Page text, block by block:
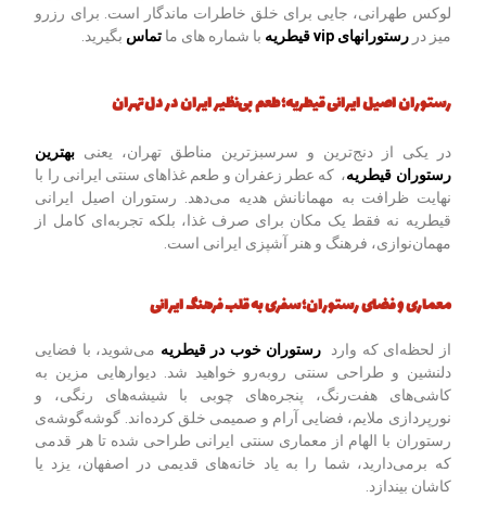
لوکس طهرانی، جایی برای خلق خاطرات ماندگار است. برای رزرو
میز دررستورانهای vip قیطریه با شماره های ماتماس بگیرید.
رستوران اصیل ایرانی قیطریه؛ طعم بی‌نظیر ایران در دل تهران
در یکی از دنج‌ترین و سرسبزترین مناطق تهران، یعنی بهترین
رستوران قیطریه، که عطر زعفران و طعم غذاهای سنتی ایرانی را با
نهایت ظرافت به مهمانانش هدیه می‌دهد. رستوران اصیل ایرانی
قیطریه نه فقط یک مکان برای صرف غذا، بلکه تجربه‌ای کامل از
مهمان‌نوازی، فرهنگ و هنر آشپزی ایرانی است.
معماری و فضای رستوران؛ سفری به قلب فرهنگ ایرانی
از لحظه‌ای که وارد رستوران خوب در قیطریه می‌شوید، با فضایی
دلنشین و طراحی سنتی روبه‌رو خواهید شد. دیوارهایی مزین به
کاشی‌های هفت‌رنگ، پنجره‌های چوبی با شیشه‌های رنگی، و
نورپردازی ملایم، فضایی آرام و صمیمی خلق کرده‌اند. گوشه‌گوشه‌ی
رستوران با الهام از معماری سنتی ایرانی طراحی شده تا هر قدمی
که برمی‌دارید، شما را به یاد خانه‌های قدیمی در اصفهان، یزد یا
کاشان بیندازد.